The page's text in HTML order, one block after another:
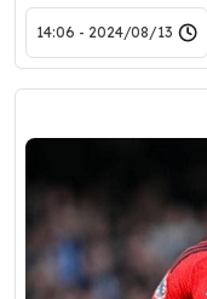
2024/08/13 - 14:06